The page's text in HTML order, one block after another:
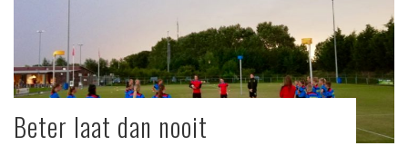
Beter laat dan nooit